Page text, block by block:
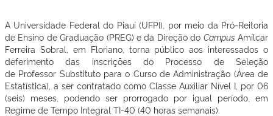
A Universidade Federal do Piauí (UFPI), por meio da Pró-Reitoria
de Ensino de Graduação (PREG) e da Direção do Campus Amílcar
Ferreira Sobral, em Floriano, torna público aos interessados o
deferimento das inscrições do Processo de Seleção
de Professor Substituto para o Curso de Administração (Área de
Estatística), a ser contratado como Classe Auxiliar Nível I, por 06
(seis) meses, podendo ser prorrogado por igual período, em
Regime de Tempo Integral TI-40 (40 horas semanais).